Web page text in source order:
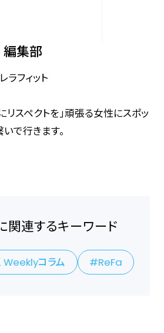
集部
ラフィット
リスペクトを」頑張る女性にスポッ
で行きます。
関連するキーワード
コラム ReFa